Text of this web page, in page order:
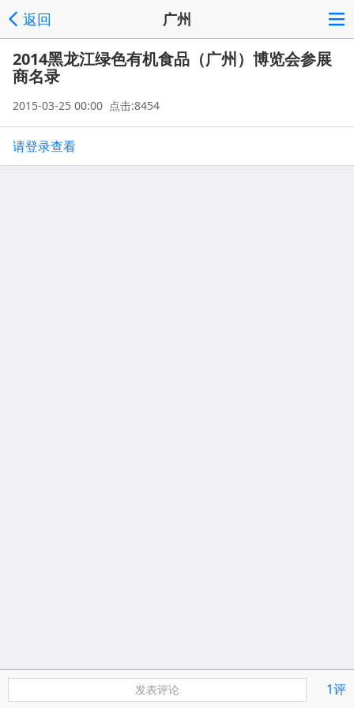
返回 广州
2014黑龙江绿色有机食品（广州）博览会参展
商名录
2015-03-25 00:00 点击:8454
请登录查看
发表评论 1评